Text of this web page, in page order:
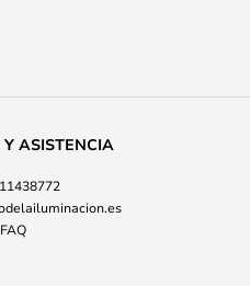
Y ASISTENCIA
FAQ